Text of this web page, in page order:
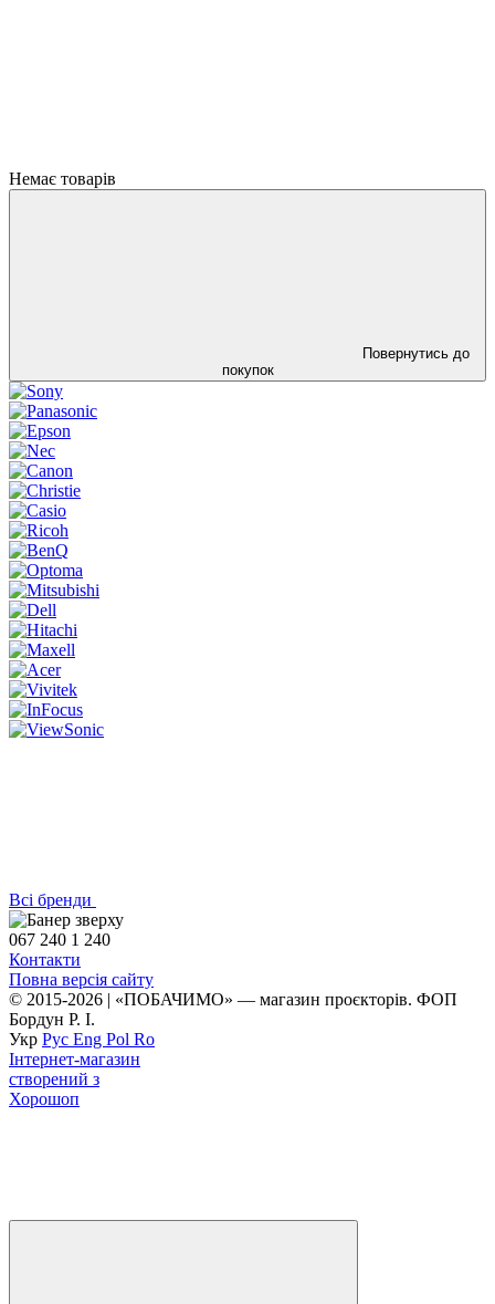
Немає товарів
Повернутись до
покупок
Всі бренди
067 240 1 240
Контакти
Повна версія сайту
© 2015-2026 | «ПОБАЧИМО» — магазин проєкторів. ФОП
Бордун Р. І.
Укр Рус Eng Pol Ro
Інтернет-магазин
створений з
Хорошоп